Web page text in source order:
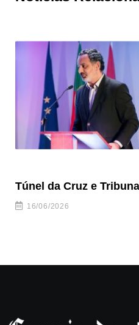
Túnel da Cruz e
16/06/2026